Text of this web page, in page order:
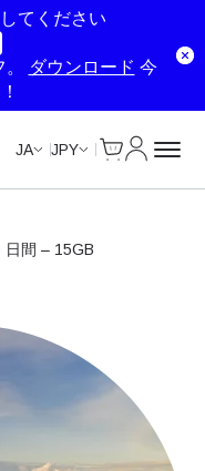
てください
ダウンロード 今
JA JPY
日間 – 15GB
Unlimited Data
Unlimited Data
Unlimited Data
Unlimited Data